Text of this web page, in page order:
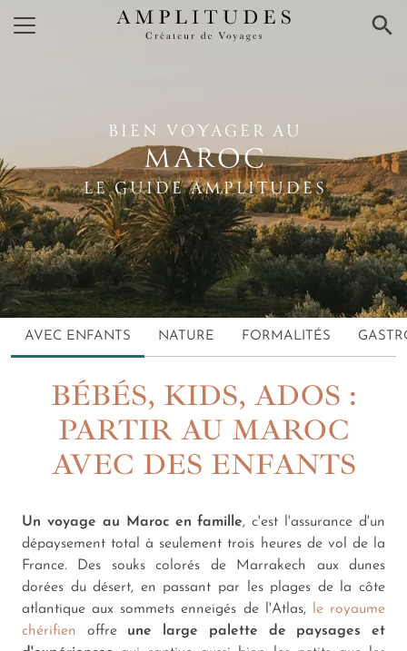
×
BIEN VOYAGER AU
MAROC
LE GUIDE AMPLITUDES
AVEC ENFANTS NATURE FORMALITÉS
BÉBÉS, KIDS, ADOS :
PARTIR AU MAROC
AVEC DES ENFANTS
Un voyage au Maroc en famille, c'est l'assurance d'un
dépaysement total à seulement trois heures de vol de la
France. Des souks colorés de Marrakech aux dunes
dorées du désert, en passant par les plages de la côte
atlantique aux sommets enneigés de l'Atlas,
le royaume
chérifien offre une large palette de paysages et